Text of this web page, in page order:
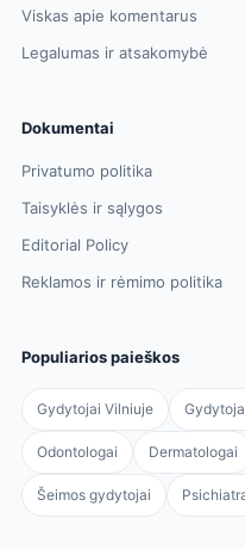
Viskas apie komentarus
Legalumas ir atsakomybė
Dokumentai
Privatumo politika
Taisyklės ir sąlygos
Editorial Policy
Reklamos ir rėmimo politika
Populiarios paieškos
Gydytojai Vilniuje
Odontologai Dermatologai
Šeimos gydytojai